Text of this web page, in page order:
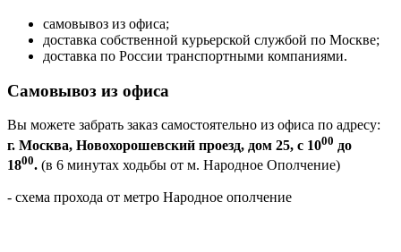
самовывоз из офиса;
доставка собственной курьерской службой по Москве;
доставка по России транспортными компаниями.
Самовывоз из офиса
Вы можете забрать заказ самостоятельно из офиса по адресу:
г. Москва, Новохорошевский проезд, дом 25, с 1000 до
1800. (в 6 минутах ходьбы от м. Народное Ополчение)
- схема прохода от метро Народное ополчение